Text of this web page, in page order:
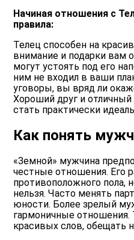
Начиная отношения с
правила:
Телец способен на
внимание и подарки вам
могут устоять под его
ним не входил в ваши
уговоры, вы вряд ли
Хороший друг и
стать практически
Как понять
«Земной» мужчина
честные отношения. Его
противоположного пола,
нельзя. Часто менять
юности. Более зрелый
гармоничные отношения.
красивых слов, обещать